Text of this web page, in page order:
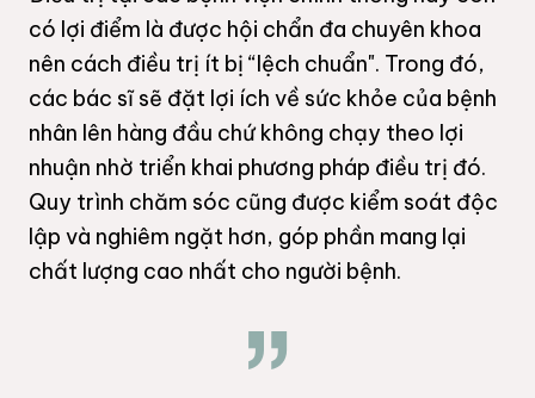
có lợi điểm là được hội chẩn đa chuyên khoa
nên cách điều trị ít bị “lệch chuẩn". Trong đó,
các bác sĩ sẽ đặt lợi ích về sức khỏe của bệnh
nhân lên hàng đầu chứ không chạy theo lợi
nhuận nhờ triển khai phương pháp điều trị đó.
Quy trình chăm sóc cũng được kiểm soát độc
lập và nghiêm ngặt hơn, góp phần mang lại
chất lượng cao nhất cho người bệnh.